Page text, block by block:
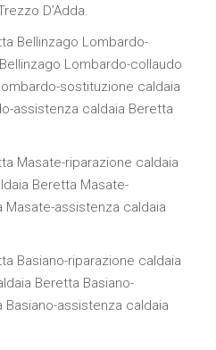
D’Adda.
Bellinzago Lombardo-
Lombardo-collaudo
sostituzione caldaia
assistenza caldaia Beretta
Masate-riparazione caldaia
Beretta Masate-
assistenza caldaia
Basiano-riparazione caldaia
Beretta Basiano-
assistenza caldaia